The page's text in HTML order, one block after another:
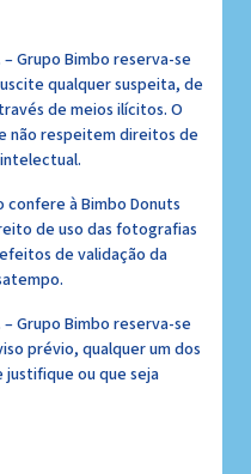
Grupo Bimbo reserva-se
qualquer suspeita, de
de meios ilícitos. O
não respeitem direitos de
confere à Bimbo Donuts
de uso das fotografias
de validação da
Grupo Bimbo reserva-se
prévio, qualquer um dos
ou que seja